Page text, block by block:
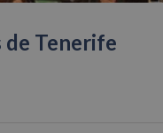
de Tenerife